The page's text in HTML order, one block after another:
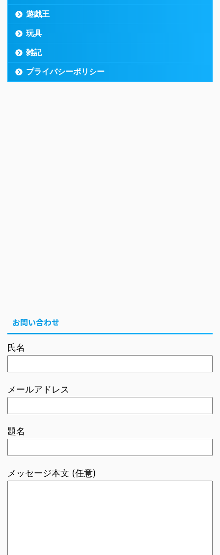
遊戯王
玩具
雑記
プライバシーポリシー
お問い合わせ
氏名
メールアドレス
題名
メッセージ本文 (任意)